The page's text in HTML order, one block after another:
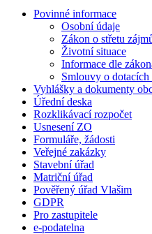
Povinné informace
Osobní údaje
Zákon o střetu
Životní situace
Informace dle
Smlouvy o
Vyhlášky a dokumenty
Úřední deska
Rozklikávací rozpočet
Usnesení ZO
Formuláře, žádosti
Veřejné zakázky
Stavební úřad
Matriční úřad
Pověřený úřad Vlašim
GDPR
Pro zastupitele
e-podatelna